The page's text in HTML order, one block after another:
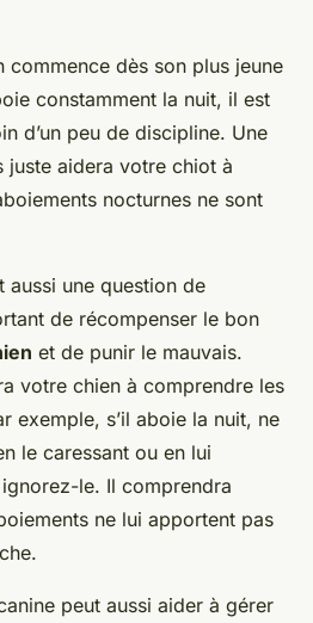
commence dès son plus jeune
constamment la nuit, il est
d’un peu de discipline. Une
juste aidera votre chiot à
nocturnes ne sont
aussi une question de
de récompenser le bon
et de punir le mauvais.
votre chien à comprendre les
exemple, s’il aboie la nuit, ne
le caressant ou en lui
le. Il comprendra
ne lui apportent pas
peut aussi aider à gérer